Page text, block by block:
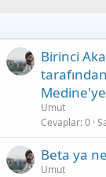
Birinci
Umut
Cevaplar 0
Beta ya
Umut